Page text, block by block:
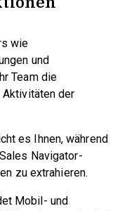
wie
und
Team die
Aktivitäten der
es Ihnen, während
Navigator-
zu extrahieren.
Mobil- und